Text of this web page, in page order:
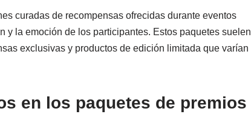
curadas de recompensas ofrecidas durante eventos
y la emoción de los participantes. Estos paquetes suelen
exclusivas y productos de edición limitada que varían
en los paquetes de premios